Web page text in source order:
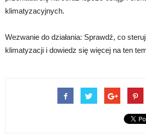
klimatyzacyjnych.
Wezwanie do działania: Sprawdź, co
klimatyzacji i dowiedz się więcej na ten